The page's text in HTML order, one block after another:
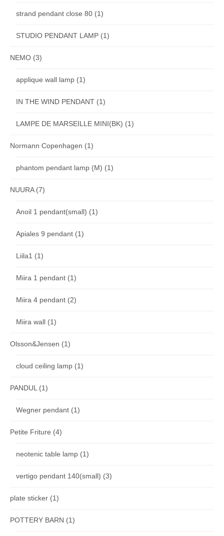
strand pendant close 80 (1)
STUDIO PENDANT LAMP (1)
NEMO (3)
applique wall lamp (1)
IN THE WIND PENDANT (1)
LAMPE DE MARSEILLE MINI(BK) (1)
Normann Copenhagen (1)
phantom pendant lamp (M) (1)
NUURA(7)
Anoil 1 pendant(small) (1)
Apiales 9 pendant (1)
Liila1 (1)
Miira 1 pendant (1)
Miira 4 pendant (2)
Miira wall (1)
Olsson&Jensen (1)
cloud ceiling lamp (1)
PANDUL(1)
Wegner pendant (1)
Petite Friture (4)
neotenic table lamp (1)
vertigo pendant 140(small) (3)
plate sticker (1)
POTTERY BARN (1)